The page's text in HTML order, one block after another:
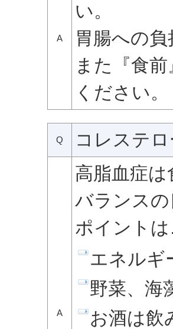
A
い。
胃腸への
また『食
ください。
Q コレステ
A
高脂血症
バランス
ポイント
エネルギ
野菜、海
お酒は飲